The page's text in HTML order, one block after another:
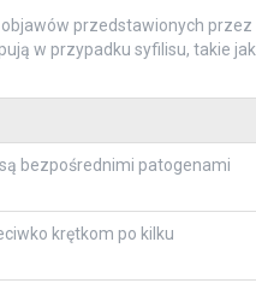
przedstawionych przez
w przypadku syfilisu, takie jak
bezpośrednimi patogenami
krętkom po kilku